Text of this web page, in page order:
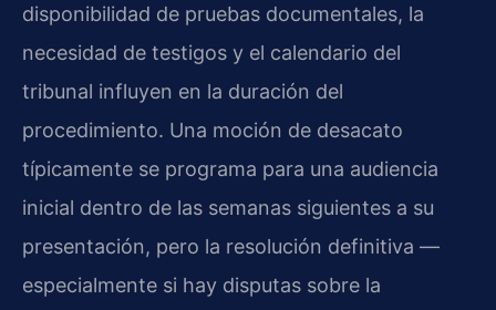
disponibilidad de pruebas documentales, la
necesidad de testigos y el calendario del
tribunal influyen en la duración del
procedimiento. Una moción de desacato
típicamente se programa para una audiencia
inicial dentro de las semanas siguientes a su
presentación, pero la resolución definitiva —
especialmente si hay disputas sobre la